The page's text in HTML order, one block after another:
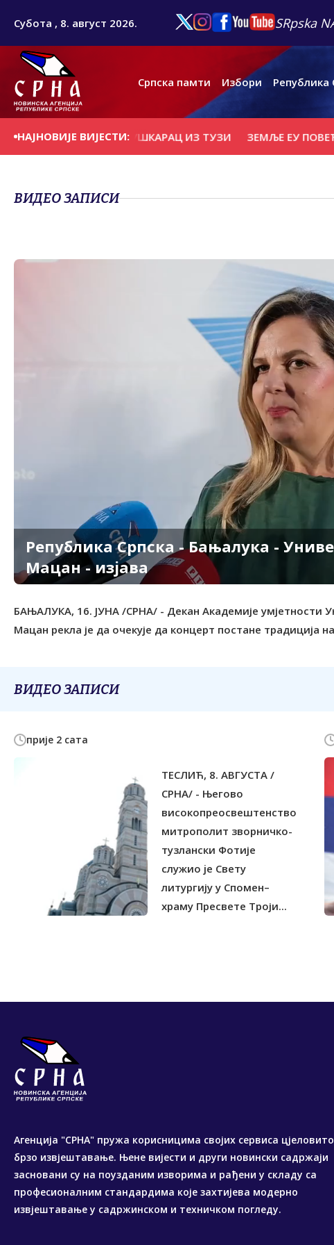
Субота , 8. август 2026. SRpska
Српска памти Избори Република
НАЈНОВИЈЕ ВИЈЕСТИ:
УХАПШЕН МУШКАРАЦ ИЗ ТУЗИ ЗЕМЉЕ ЕУ
ВИДЕО ЗАПИСИ
Република Српска - Бањалука -
Мацан - изјава
БАЊАЛУКА, 16. ЈУНА /СРНА/ - Декан Академије умјетности
ВИДЕО ЗАПИСИ
прије 2 сата
ТЕСЛИЋ, 8. АВГУСТА /
СРНА/ - Његово
високопреосвештенство
митрополит зворничко-
тузлански Фотије
служиo je Свету
литургију у Спомен–
храму Пресвете Троји...
Агенција "СРНА" пружа корисницима својих сервиса
брзо извјештавање. Њене вијести и други новински садржаји
засновани су на поузданим изворима и рађени у складу са
професионалним стандардима које захтијева модерно
извјештавање у садржинском и техничком погледу.